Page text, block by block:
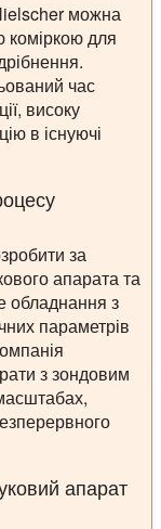
можна
коміркою для
час
високу
в існуючі
за
апарата та
обладнання з
параметрів
з зондовим
апарат